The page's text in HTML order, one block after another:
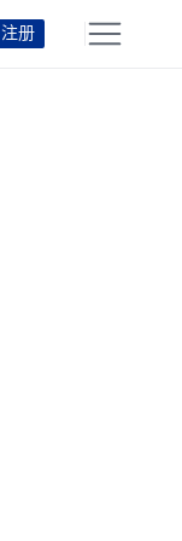
注册